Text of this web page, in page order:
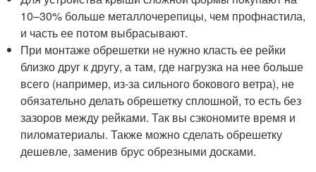
10–30% больше металлочерепицы, чем профнастила,
и часть ее потом выбрасывают.
При монтаже обрешетки не нужно класть ее рейки
близко друг к другу, а там, где нагрузка на нее больше
всего (например, из-за сильного бокового ветра), не
обязательно делать обрешетку сплошной, то есть без
зазоров между рейками. Так вы сэкономите время и
пиломатериалы. Также можно сделать обрешетку
дешевле, заменив брус обрезными досками.